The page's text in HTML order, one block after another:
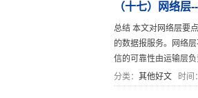
（十七）网络层
总结 本文对网络层要
的数据报服务。网络
信的可靠性由运输层
分类： 其他好文时间：